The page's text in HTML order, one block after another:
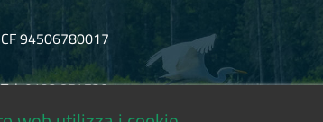
CF 94506780017
Tel. 0122.854720